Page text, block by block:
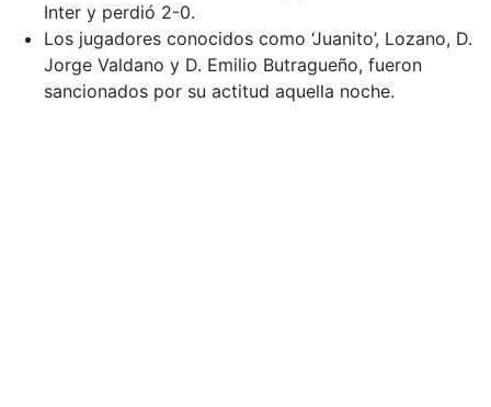
Inter y perdió 2-0.
Los jugadores conocidos como ‘Juanito’, Lozano, D.
Jorge Valdano y D. Emilio Butragueño, fueron
sancionados por su actitud aquella noche.